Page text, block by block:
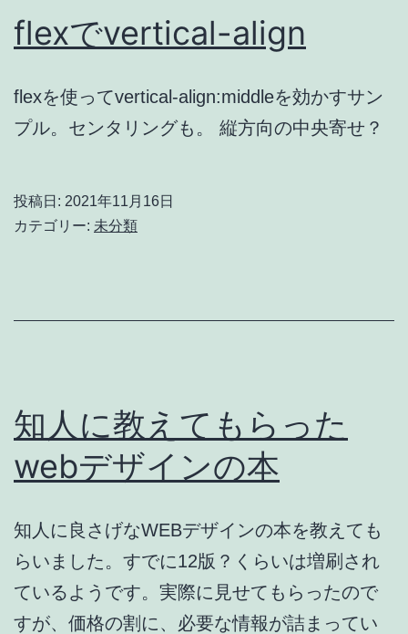
flexでvertical-align
flexを使ってvertical-align:middleを効かすサン
プル。センタリングも。 縦方向の中央寄せ？
投稿日: 2021年11月16日
カテゴリー: 未分類
知人に教えてもらった
webデザインの本
知人に良さげなWEBデザインの本を教えても
らいました。すでに12版？くらいは増刷され
ているようです。実際に見せてもらったので
すが、価格の割に、必要な情報が詰まってい